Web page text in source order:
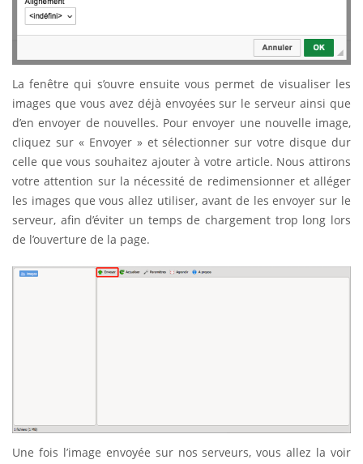
La fenêtre qui s’ouvre ensuite vous permet de visualiser les
images que vous avez déjà envoyées sur le serveur ainsi que
d’en envoyer de nouvelles. Pour envoyer une nouvelle image,
cliquez sur « Envoyer » et sélectionner sur votre disque dur
celle que vous souhaitez ajouter à votre article. Nous attirons
votre attention sur la nécessité de redimensionner et alléger
les images que vous allez utiliser, avant de les envoyer sur le
serveur, afin d’éviter un temps de chargement trop long lors
de l’ouverture de la page.
Une fois l’image envoyée sur nos serveurs, vous allez la voir